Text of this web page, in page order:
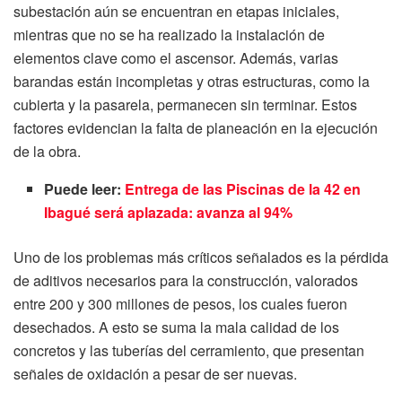
subestación aún se encuentran en etapas iniciales,
mientras que no se ha realizado la instalación de
elementos clave como el ascensor. Además, varias
barandas están incompletas y otras estructuras, como la
cubierta y la pasarela, permanecen sin terminar. Estos
factores evidencian la falta de planeación en la ejecución
de la obra.
Puede leer: Entrega de las Piscinas de la 42 en
Ibagué será aplazada: avanza al 94%
Uno de los problemas más críticos señalados es la pérdida
de aditivos necesarios para la construcción, valorados
entre 200 y 300 millones de pesos, los cuales fueron
desechados. A esto se suma la mala calidad de los
concretos y las tuberías del cerramiento, que presentan
señales de oxidación a pesar de ser nuevas.